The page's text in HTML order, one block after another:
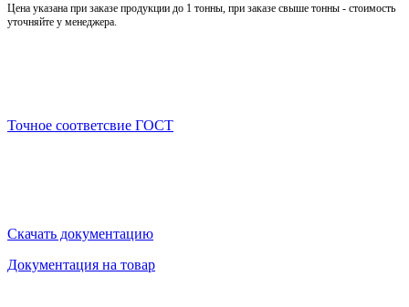
Цена указана при заказе продукции до 1 тонны, при заказе свыше тонны - стоимость
уточняйте у менеджера.
Точное соответсвие ГОСТ
Скачать документацию
Документация на товар